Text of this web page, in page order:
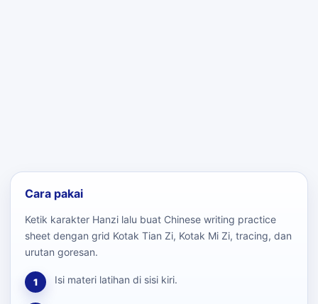
Cara pakai
Ketik karakter Hanzi lalu buat Chinese writing practice
sheet dengan grid Kotak Tian Zi, Kotak Mi Zi, tracing, dan
urutan goresan.
1 Isi materi latihan di sisi kiri.